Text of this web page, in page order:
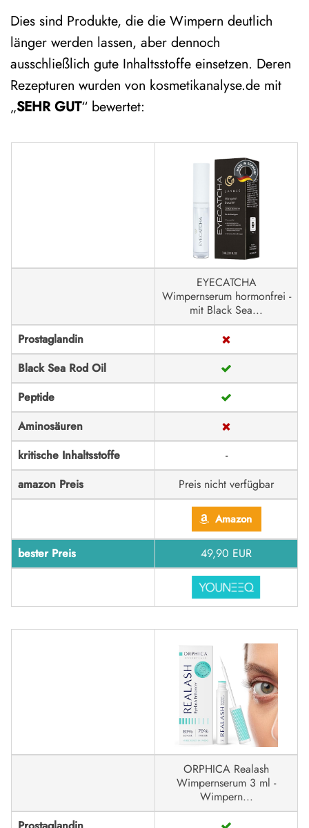
Dies sind Produkte, die die Wimpern deutlich
länger werden lassen, aber dennoch
ausschließlich gute Inhaltsstoffe einsetzen. Deren
Rezepturen wurden von kosmetikanalyse.de mit
„SEHR GUT“ bewertet:
EYECATCHA
Wimpernserum hormonfrei -
mit Black Sea...
Prostaglandin
Black Sea Rod Oil
Peptide
Aminosäuren
kritische Inhaltsstoffe
-
amazon Preis
Preis nicht verfügbar
Amazon
bester Preis 49,90 EUR
ORPHICA Realash
Wimpernserum 3 ml -
Wimpern...